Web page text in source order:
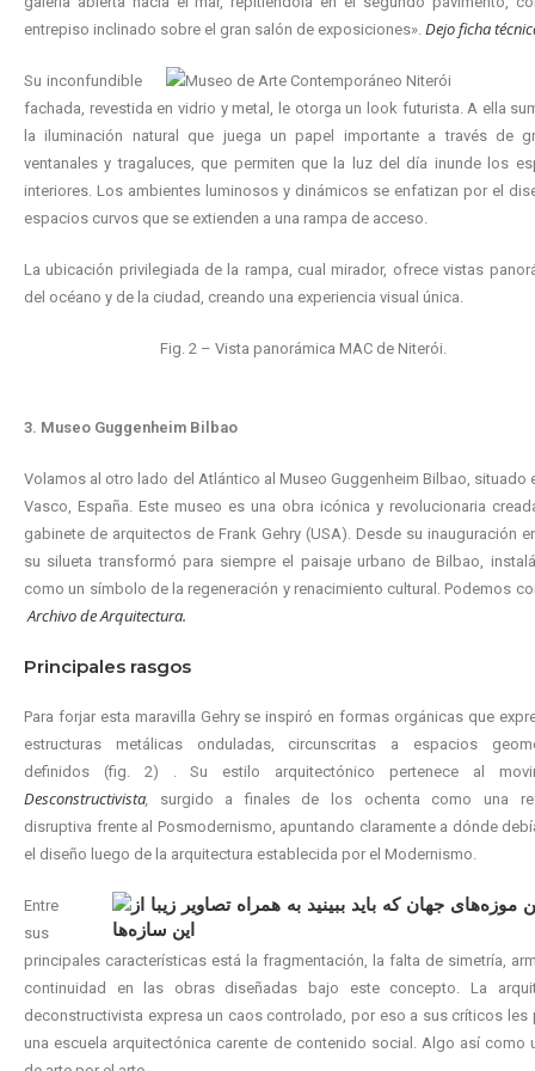
entrepiso inclinado sobre el gran salón de exposiciones». Dejo ficha
Su inconfundible
fachada, revestida en vidrio y metal, le otorga un look futurista. A ella
la iluminación natural que juega un papel importante a través de
ventanales y tragaluces, que permiten que la luz del día inunde los
interiores. Los ambientes luminosos y dinámicos se enfatizan por el
espacios curvos que se extienden a una rampa de acceso.
La ubicación privilegiada de la rampa, cual mirador, ofrece vistas
del océano y de la ciudad, creando una experiencia visual única.
Fig. 2 – Vista panorámica MAC de Niterói.
3. Museo Guggenheim Bilbao
Volamos al otro lado del Atlántico al Museo Guggenheim Bilbao, situado
Vasco, España. Este museo es una obra icónica y revolucionaria
gabinete de arquitectos de Frank Gehry (USA). Desde su inauguración
su silueta transformó para siempre el paisaje urbano de Bilbao,
como un símbolo de la regeneración y renacimiento cultural. Podemos
Archivo de Arquitectura.
Principales rasgos
Para forjar esta maravilla Gehry se inspiró en formas orgánicas que
estructuras metálicas onduladas, circunscritas a espacios
definidos (fig. 2) . Su estilo arquitectónico pertenece al
Desconstructivista, surgido a finales de los ochenta como una
disruptiva frente al Posmodernismo, apuntando claramente a dónde
el diseño luego de la arquitectura establecida por el Modernismo.
Entre
sus
principales características está la fragmentación, la falta de simetría,
continuidad en las obras diseñadas bajo este concepto. La
deconstructivista expresa un caos controlado, por eso a sus críticos les
una escuela arquitectónica carente de contenido social. Algo así como